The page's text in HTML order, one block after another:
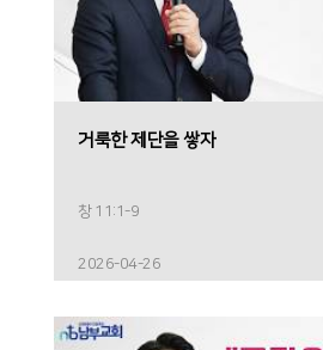
거룩한 제단을 쌓자
창 11:1-9
2026-04-26